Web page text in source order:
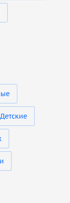
Детские